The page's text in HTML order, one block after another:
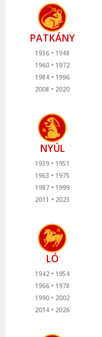
PATKÁNY
1936
1948
1960
1972
1984
1996
2008
2020
NYÚL
1939
1951
1963
1975
1987
1999
2011
2023
LÓ
1942
1954
1966
1978
1990
2002
2014
2026